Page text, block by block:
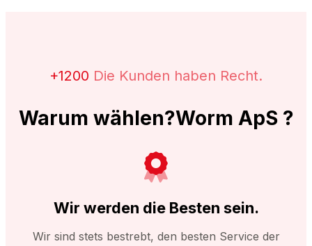
+1200 Die Kunden haben Recht.
Warum wählen?Worm ApS ?
Wir werden die Besten sein.
Wir sind stets bestrebt, den besten Service der